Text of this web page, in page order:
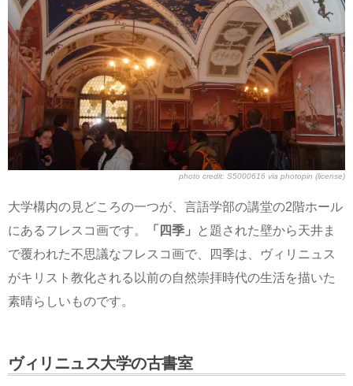
photo credit: S5000616 via photopin (license)
大学構内の見どころの一つが、言語学部の講堂の2階ホール
にあるフレスコ画です。
「四季」
と題された壁から天井ま
で覆われた不思議なフレスコ画で、四季は、ヴィリニュス
がキリスト教化される以前の自然崇拝時代の生活を描いた
素晴らしいものです。
ヴィリニュス大学の古書室